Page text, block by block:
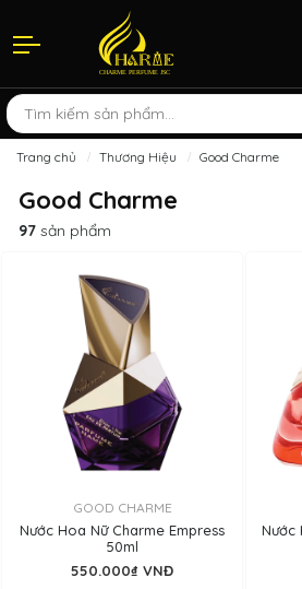
Trang chủ Thương Hiệu Good Charme
Good Charme
97 sản phẩm
GOOD CHARME
Nước Hoa Nữ Charme Empress
50ml
550.000₫ VNĐ
Nước